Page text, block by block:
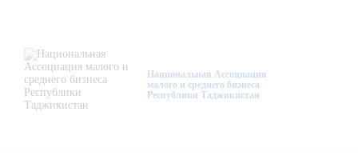
Национальная Ассоциация
малого и среднего бизнеса
Республики Таджикистан
Деятельность
Проекты